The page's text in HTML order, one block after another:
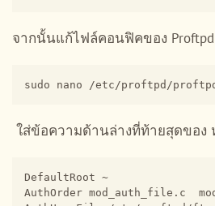
จากนั้นแก้ไฟล์คอนฟิคของ Proftpd
sudo nano /etc/proftpd/
ใส่ข้อความด้านล่างที่ท้ายสุดของ
DefaultRoot ~
AuthOrder mod_auth_file.c